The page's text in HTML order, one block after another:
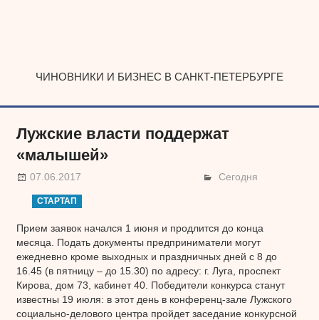
ЧИНОВНИКИ И БИЗНЕС В САНКТ-ПЕТЕРБУРГЕ
Лужские власти поддержат
«малышей»
07.06.2017 Сегодня
СТАРТАП
Прием заявок начался 1 июня и продлится до конца
месяца. Подать документы предприниматели могут
ежедневно кроме выходных и праздничных дней с 8 до
16.45 (в пятницу – до 15.30) по адресу: г. Луга, проспект
Кирова, дом 73, кабинет 40. Победители конкурса станут
известны 19 июля: в этот день в конференц-зале Лужского
социально-делового центра пройдет заседание конкурсной